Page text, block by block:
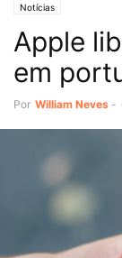
Notícias
Apple
em
Por William Neves -